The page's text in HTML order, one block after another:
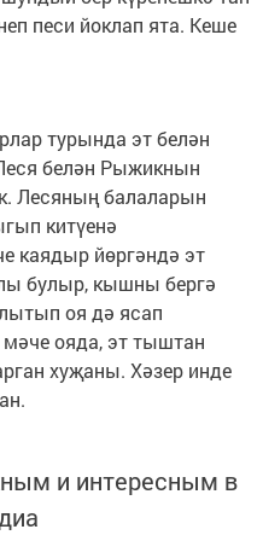
песи йоклап ята. Кеше
турында эт белән
белән Рыжикнын
Лесяның балаларын
китүенә
каядыр йөргәндә эт
булыр, кышны бергә
оя дә ясап
ояда, эт тыштан
хуҗаны. Хәзер инде
и интересным в